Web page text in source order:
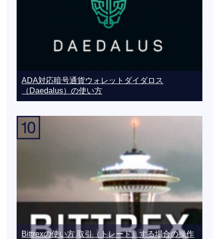
ADA対応暗号通貨ウォレットダイダロス
（Daedalus）の使い方
Bittrexの使い方 取引（トレード）する場合の操作